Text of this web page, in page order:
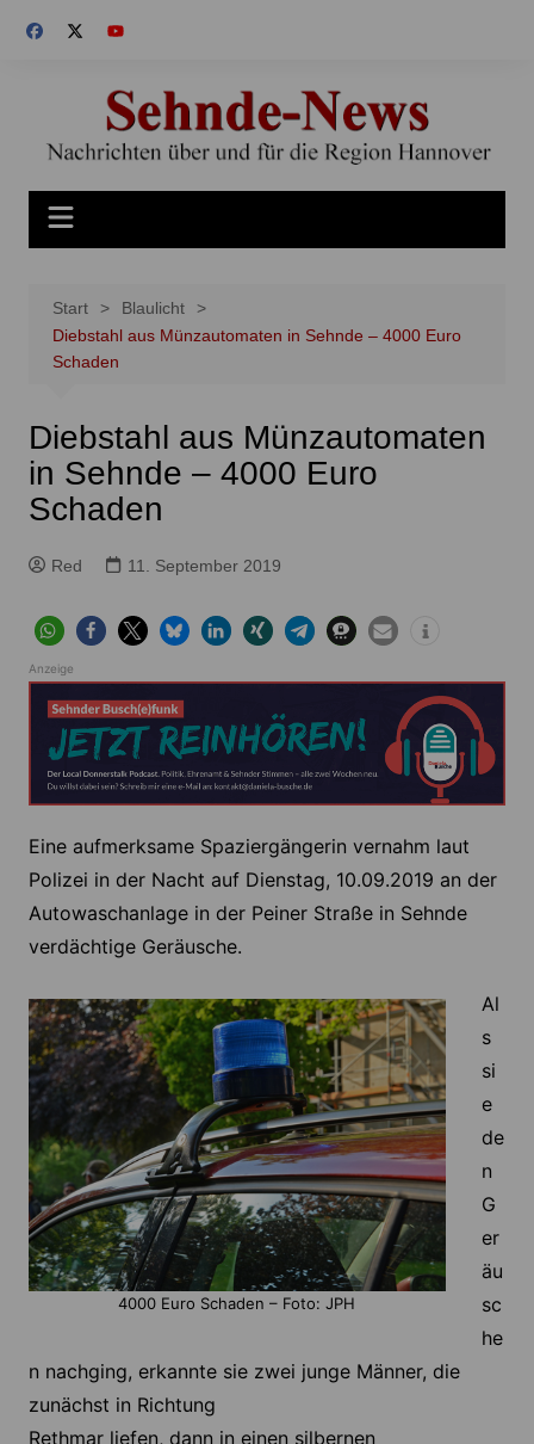
Inhalt
Start
Blaulicht
Diebstahl aus Münzautomaten in Sehnde – 4000 Euro
Schaden
Diebstahl aus Münzautomaten
in Sehnde – 4000 Euro
Schaden
Red 11. September 2019
Anzeige
Eine aufmerksame Spaziergängerin vernahm laut
Polizei in der Nacht auf Dienstag, 10.09.2019 an der
Autowaschanlage in der Peiner Straße in Sehnde
verdächtige Geräusche.
4000 Euro Schaden – Foto: JPH
Al
s
si
e
de
n
G
er
äu
sc
he
n nachging, erkannte sie zwei junge Männer, die
zunächst in Richtung
Rethmar liefen, dann in einen silbernen